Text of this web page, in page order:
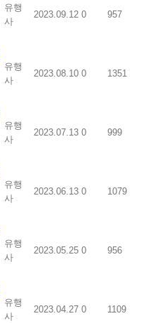
유행
사
2023.09.12 0 957
유행
사
2023.08.10 0 1351
유행
사
2023.07.13 0 999
유행
사
2023.06.13 0 1079
유행
사
2023.05.25 0 956
유행
사
2023.04.27 0 1109